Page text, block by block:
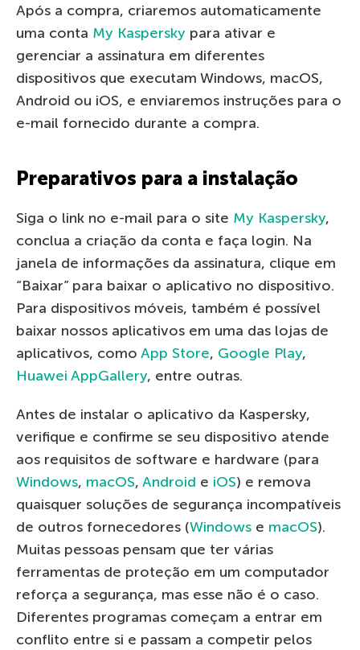
Após a compra, criaremos automaticamente
uma conta My Kaspersky para ativar e
gerenciar a assinatura em diferentes
dispositivos que executam Windows, macOS,
Android ou iOS, e enviaremos instruções para o
e-mail fornecido durante a compra.
Preparativos para a instalação
Siga o link no e-mail para o site My Kaspersky,
conclua a criação da conta e faça login. Na
janela de informações da assinatura, clique em
“Baixar” para baixar o aplicativo no dispositivo.
Para dispositivos móveis, também é possível
baixar nossos aplicativos em uma das lojas de
aplicativos, como App Store, Google Play,
Huawei AppGallery, entre outras.
Antes de instalar o aplicativo da Kaspersky,
verifique e confirme se seu dispositivo atende
aos requisitos de software e hardware (para
Windows, macOS, Android e iOS) e remova
quaisquer soluções de segurança incompatíveis
de outros fornecedores (Windows e macOS).
Muitas pessoas pensam que ter várias
ferramentas de proteção em um computador
reforça a segurança, mas esse não é o caso.
Diferentes programas começam a entrar em
conflito entre si e passam a competir pelos